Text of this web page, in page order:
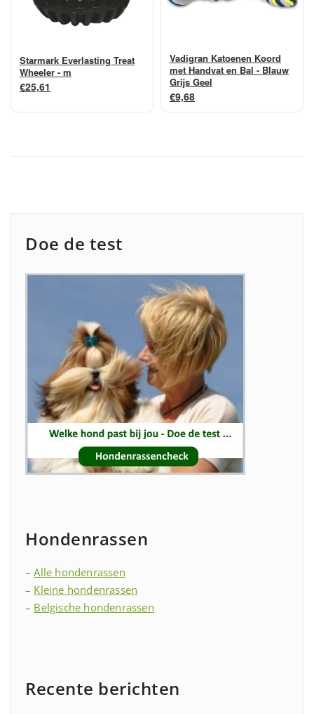
Starmark Everlasting Treat
Wheeler - m
€25,61
Vadigran Katoenen Koord
met Handvat en Bal - Blauw
Grijs Geel
€9,68
Doe de test
Hondenrassen
–Alle hondenrassen
– Kleine hondenrassen
– Belgische hondenrassen
Recente berichten